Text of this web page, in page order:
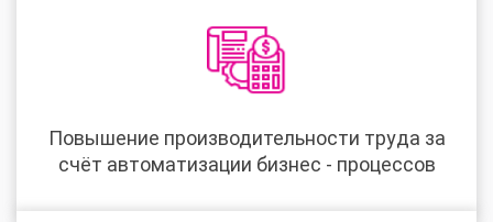
Повышение производительности труда за
счёт автоматизации бизнес - процессов